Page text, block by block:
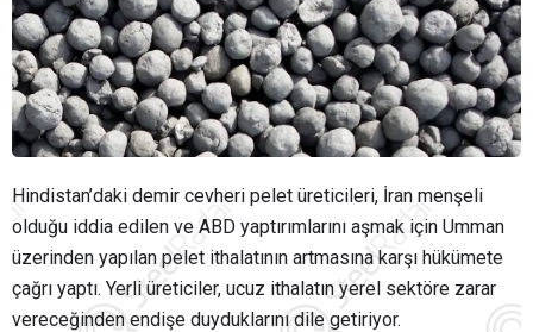
Hindistan’daki demir cevheri pelet üreticileri, İran menşeli
olduğu iddia edilen ve ABD yaptırımlarını aşmak için Umman
üzerinden yapılan pelet ithalatının artmasına karşı hükümete
çağrı yaptı. Yerli üreticiler, ucuz ithalatın yerel sektöre zarar
vereceğinden endişe duyduklarını dile getiriyor.